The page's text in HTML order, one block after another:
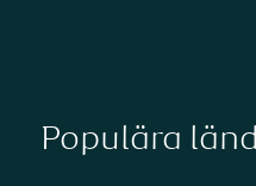
Populära